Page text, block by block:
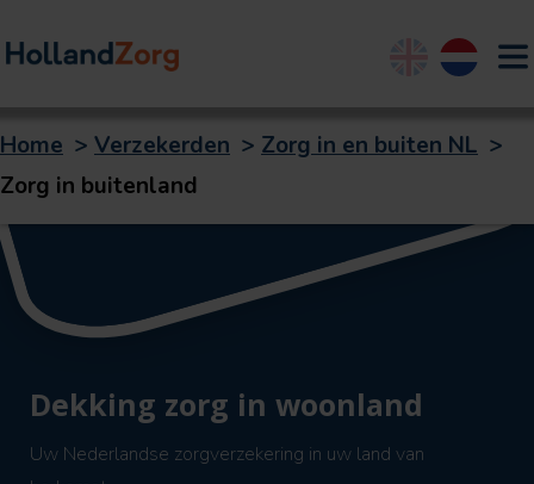
EnglishNederlands
Home > Verzekerden > Zorg in en buiten NL >
Zorg in buitenland
Dekking zorg in woonland
Uw Nederlandse zorgverzekering in uw land van